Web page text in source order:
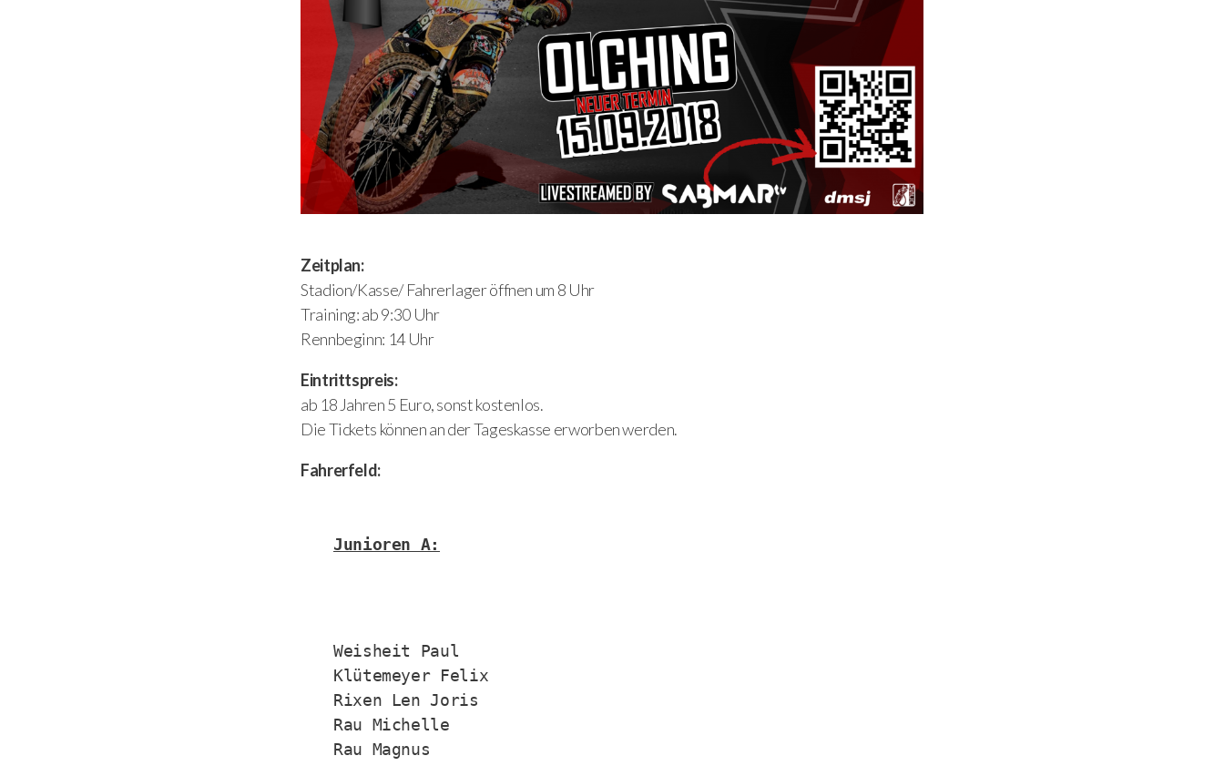
Zeitplan:
Stadion/Kasse/ Fahrerlager öffnen um 8 Uhr
Training: ab 9:30 Uhr
Rennbeginn: 14 Uhr
Eintrittspreis:
ab 18 Jahren 5 Euro, sonst kostenlos.
Die Tickets können an der Tageskasse erworben werden.
Fahrerfeld:
Junioren A:
Weisheit Paul
Klütemeyer Felix
Rixen Len Joris
Rau Michelle
Rau Magnus